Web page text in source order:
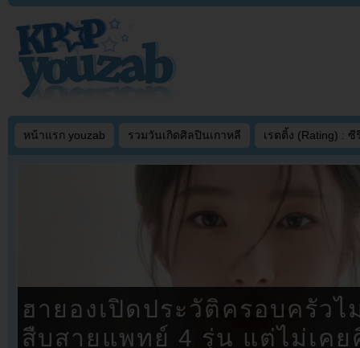
หน้าแรก youzab รวมวันเกิดศิลปินเกาหลี เรตติ้ง (Rating) : ซี
ฮายองเปิดประวัติครอบครัวไ
สืบสายแพทย์ 4 รุ่น แต่ไม่เคย